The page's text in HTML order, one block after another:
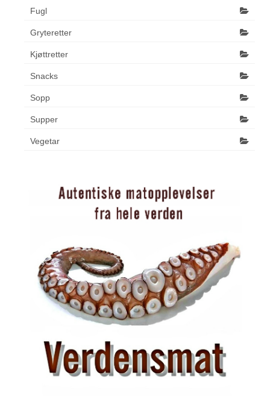
Fugl
Gryteretter
Kjøttretter
Snacks
Sopp
Supper
Vegetar